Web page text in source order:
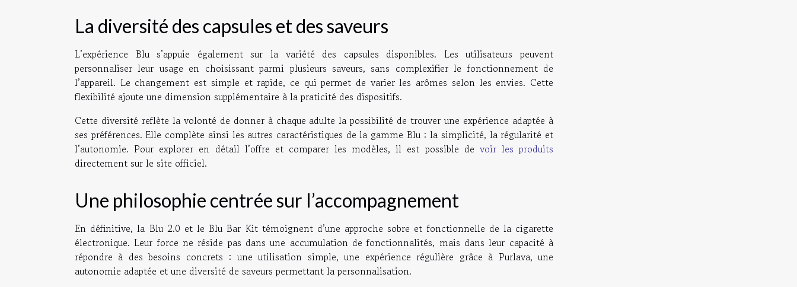
La diversité des capsules et des saveurs
L’expérience Blu s’appuie également sur la variété des capsules disponibles. Les utilisateurs peuvent
personnaliser leur usage en choisissant parmi plusieurs saveurs, sans complexifier le fonctionnement de
l’appareil. Le changement est simple et rapide, ce qui permet de varier les arômes selon les envies. Cette
flexibilité ajoute une dimension supplémentaire à la praticité des dispositifs.
Cette diversité reflète la volonté de donner à chaque adulte la possibilité de trouver une expérience adaptée à
ses préférences. Elle complète ainsi les autres caractéristiques de la gamme Blu : la simplicité, la régularité et
l’autonomie. Pour explorer en détail l’offre et comparer les modèles, il est possible de voir les produits
directement sur le site officiel.
Une philosophie centrée sur l’accompagnement
En définitive, la Blu 2.0 et le Blu Bar Kit témoignent d’une approche sobre et fonctionnelle de la cigarette
électronique. Leur force ne réside pas dans une accumulation de fonctionnalités, mais dans leur capacité à
répondre à des besoins concrets : une utilisation simple, une expérience régulière grâce à Purlava, une
autonomie adaptée et une diversité de saveurs permettant la personnalisation.